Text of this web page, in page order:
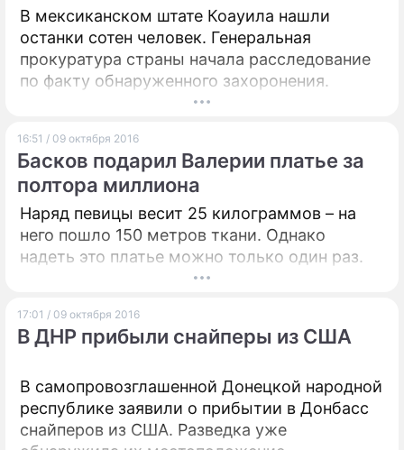
В мексиканском штате Коауила нашли
останки сотен человек. Генеральная
прокуратура страны начала расследование
по факту обнаруженного захоронения.
16:51 / 09 октября 2016
Басков подарил Валерии платье за
полтора миллиона
Наряд певицы весит 25 килограммов – на
него пошло 150 метров ткани. Однако
надеть это платье можно только один раз.
17:01 / 09 октября 2016
В ДНР прибыли снайперы из США
В самопровозглашенной Донецкой народной
республике заявили о прибытии в Донбасс
снайперов из США. Разведка уже